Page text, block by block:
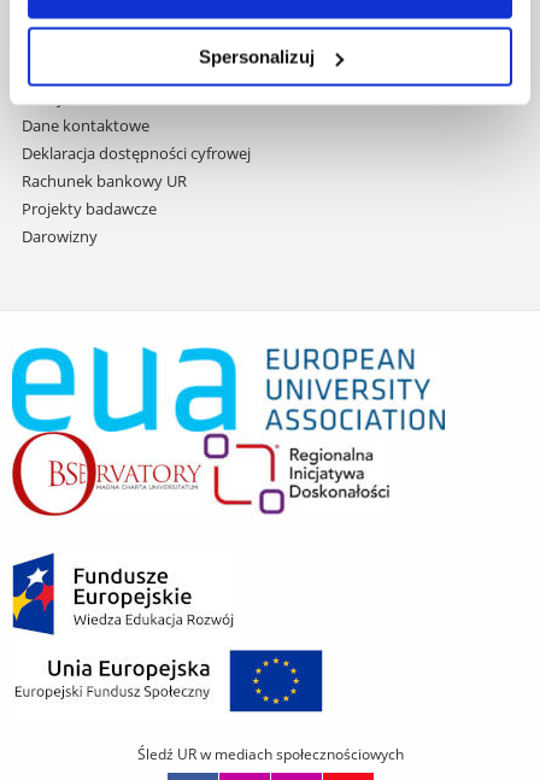
Spersonalizuj
Projekty współfinansowane przez UE
Dane kontaktowe
Deklaracja dostępności cyfrowej
Rachunek bankowy UR
Projekty badawcze
Darowizny
Śledź UR w mediach społecznościowych